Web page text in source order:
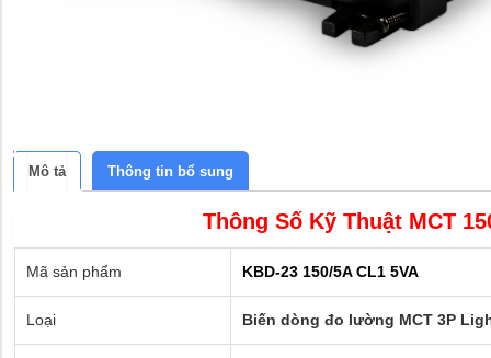
Mô tả Thông tin bổ sung
Thông Số Kỹ Thuật MCT
Mã sản phẩm KBD-23 150/5A CL1 5VA
Loại Biến dòng đo lường MCT 3P